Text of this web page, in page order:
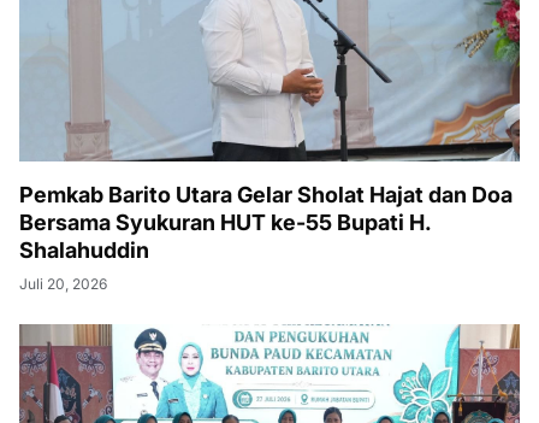
Pemkab Barito Utara Gelar Sholat Hajat dan Doa
Bersama Syukuran HUT ke-55 Bupati H.
Shalahuddin
Juli 20, 2026